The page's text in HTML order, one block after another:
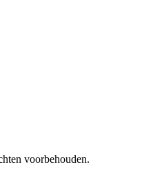
voorbehouden.